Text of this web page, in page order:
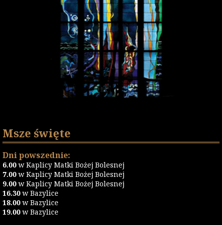
Msze święte
Dni powszednie:
6.00 w Kaplicy Matki Bożej Bolesnej
7.00 w Kaplicy Matki Bożej Bolesnej
9.00 w Kaplicy Matki Bożej Bolesnej
16.30 w Bazylice
18.00 w Bazylice
19.00 w Bazylice